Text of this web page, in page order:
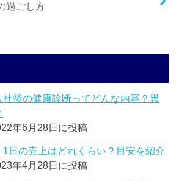
過ごし方
社後の健康診断ってどんな内容？異
年6月28日に投稿
1日の売上はどれくらい？目安を紹介
年4月28日に投稿